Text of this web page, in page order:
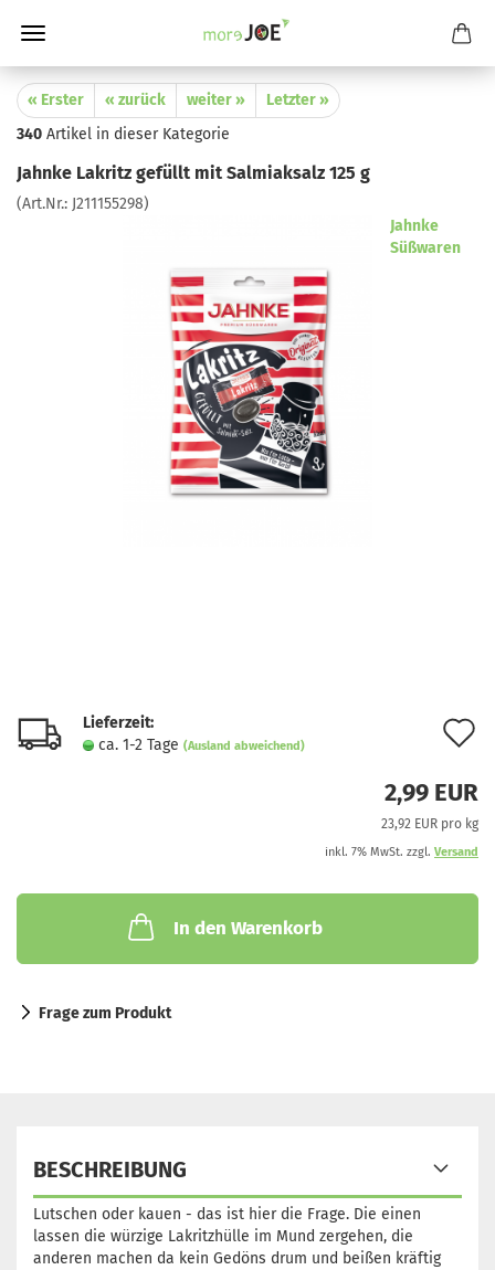
« Erster « zurück weiter »
Letzter »
340 Artikel in dieser Kategorie
Jahnke Lakritz gefüllt mit Salmiaksalz 125 g
(Art.Nr.: J211155298)
Jahnke
Süßwaren
Lieferzeit:
ca. 1-2 Tage (Ausland abweichend)
2,99 EUR
23,92 EUR pro kg
inkl. 7% MwSt. zzgl. Versand
In den Warenkorb
Frage zum Produkt
BESCHREIBUNG
Lutschen oder kauen - das ist hier die Frage. Die einen
lassen die würzige Lakritzhülle im Mund zergehen, die
anderen machen da kein Gedöns drum und beißen kräftig